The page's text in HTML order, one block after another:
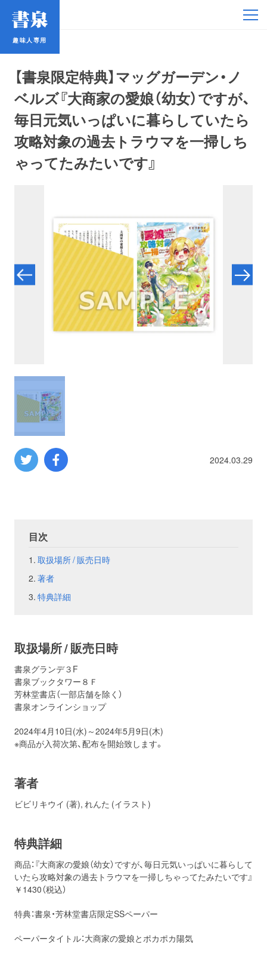
趣味人専用
【書泉限定特典】マッグガーデン・ノ
ベルズ『大商家の愛娘（幼女）ですが、
毎日元気いっぱいに暮らしていたら
攻略対象の過去トラウマを一掃しち
ゃってたみたいです』
2024.03.29
目次
取扱場所 / 販売日時
著者
特典詳細
取扱場所 / 販売日時
書泉グランデ３F
書泉ブックタワー８Ｆ
芳林堂書店（一部店舗を除く）
書泉オンラインショップ
2024年4月10日(水)～2024年5月9日(木)
※商品が入荷次第、配布を開始致します。
著者
ビビリキウイ (著), れんた (イラスト)
特典詳細
商品：『大商家の愛娘（幼女）ですが、毎日元気いっぱいに暮らして
いたら攻略対象の過去トラウマを一掃しちゃってたみたいです』
￥1430（税込）
特典：書泉・芳林堂書店限定SSペーパー
ペーパータイトル：大商家の愛娘とポカポカ陽気
趣味人専用
アイドル
鉄道・バス
占い
プロレス
数学
その他
イベント
お問い合わせ